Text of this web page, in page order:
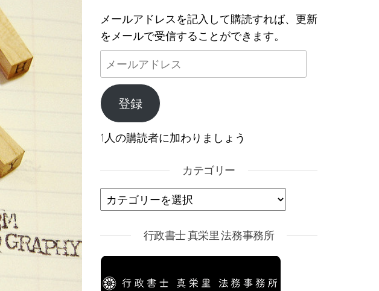
メールアドレスを記入して購読すれば、更新
をメールで受信することができます。
メールアドレス
登録
1人の購読者に加わりましょう
カテゴリー
カテゴリー
行政書士 真栄里 法務事務所